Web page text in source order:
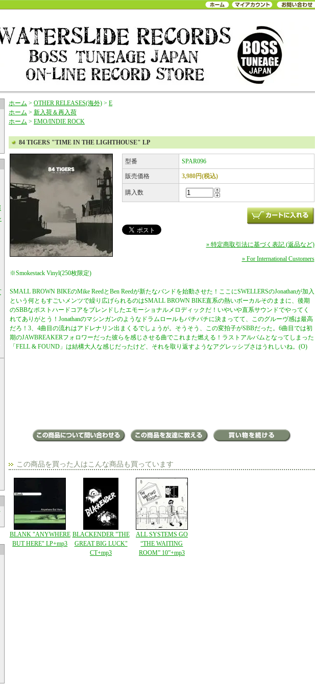
ホーム > OTHER RELEASES(海外) > E
ホーム > 新入荷＆再入荷
ホーム > EMO/INDIE ROCK
84 TIGERS "TIME IN THE LIGHTHOUSE" LP
型番 SPAR096
販売価格 3,980円(税込)
購入数
» 特定商取引法に基づく表記 (返品など)
» For International Customers
※Smokestack Vinyl(250枚限定)
SMALL BROWN BIKEのMike ReedとBen Reedが新たなバンドを始動させた！ここにSWELLERSのJonathanが加入
という何ともすごいメンツで繰り広げられるのはSMALL BROWN BIKE直系の熱いボーカルそのままに、後期
のSBBなポストハードコアをブレンドしたエモーショナルメロディックだ！いやいや直系サウンドでやってく
れてありがとう！Jonathanのマシンガンのようなドラムロールもバチバチに決まってて、このグルーヴ感は最高
だろ！3、4曲目の流れはアドレナリン出まくるでしょうが。そうそう、この変拍子がSBBだった。6曲目では初
期のJAWBREAKERフォロワーだった彼らを感じさせる曲でこれまた燃える！ラストアルバムとなってしまった
「FELL & FOUND」は結構大人な感じだったけど、それを取り返すようなアグレッシブさはうれしいね。(O)
この商品を買った人はこんな商品も買っています
BLANK "ANYWHERE
BUT HERE" LP+mp3
BLACKENDER "THE
GREAT BIG LUCK"
CT+mp3
ALL SYSTEMS GO
“THE WAITING
ROOM” 10”+mp3